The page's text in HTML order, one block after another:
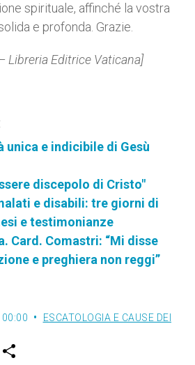
spirituale, affinché la vostra
e profonda. Grazie.
Libreria Editrice Vaticana]
unica e indicibile di Gesù
discepolo di Cristo"
e disabili: tre giorni di
e testimonianze
Card. Comastri: “Mi disse
e preghiera non reggi”
00:00
ESCATOLOGIA E CAUSE DEI
w